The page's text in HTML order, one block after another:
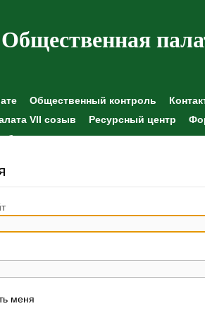
Общественная
Общественный контроль
VII созыв
Ресурсный центр
меня